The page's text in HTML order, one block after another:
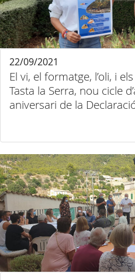
El vi, el formatge, l’oli, i
Tasta la Serra, nou cicle
aniversari de la
22/09/2021